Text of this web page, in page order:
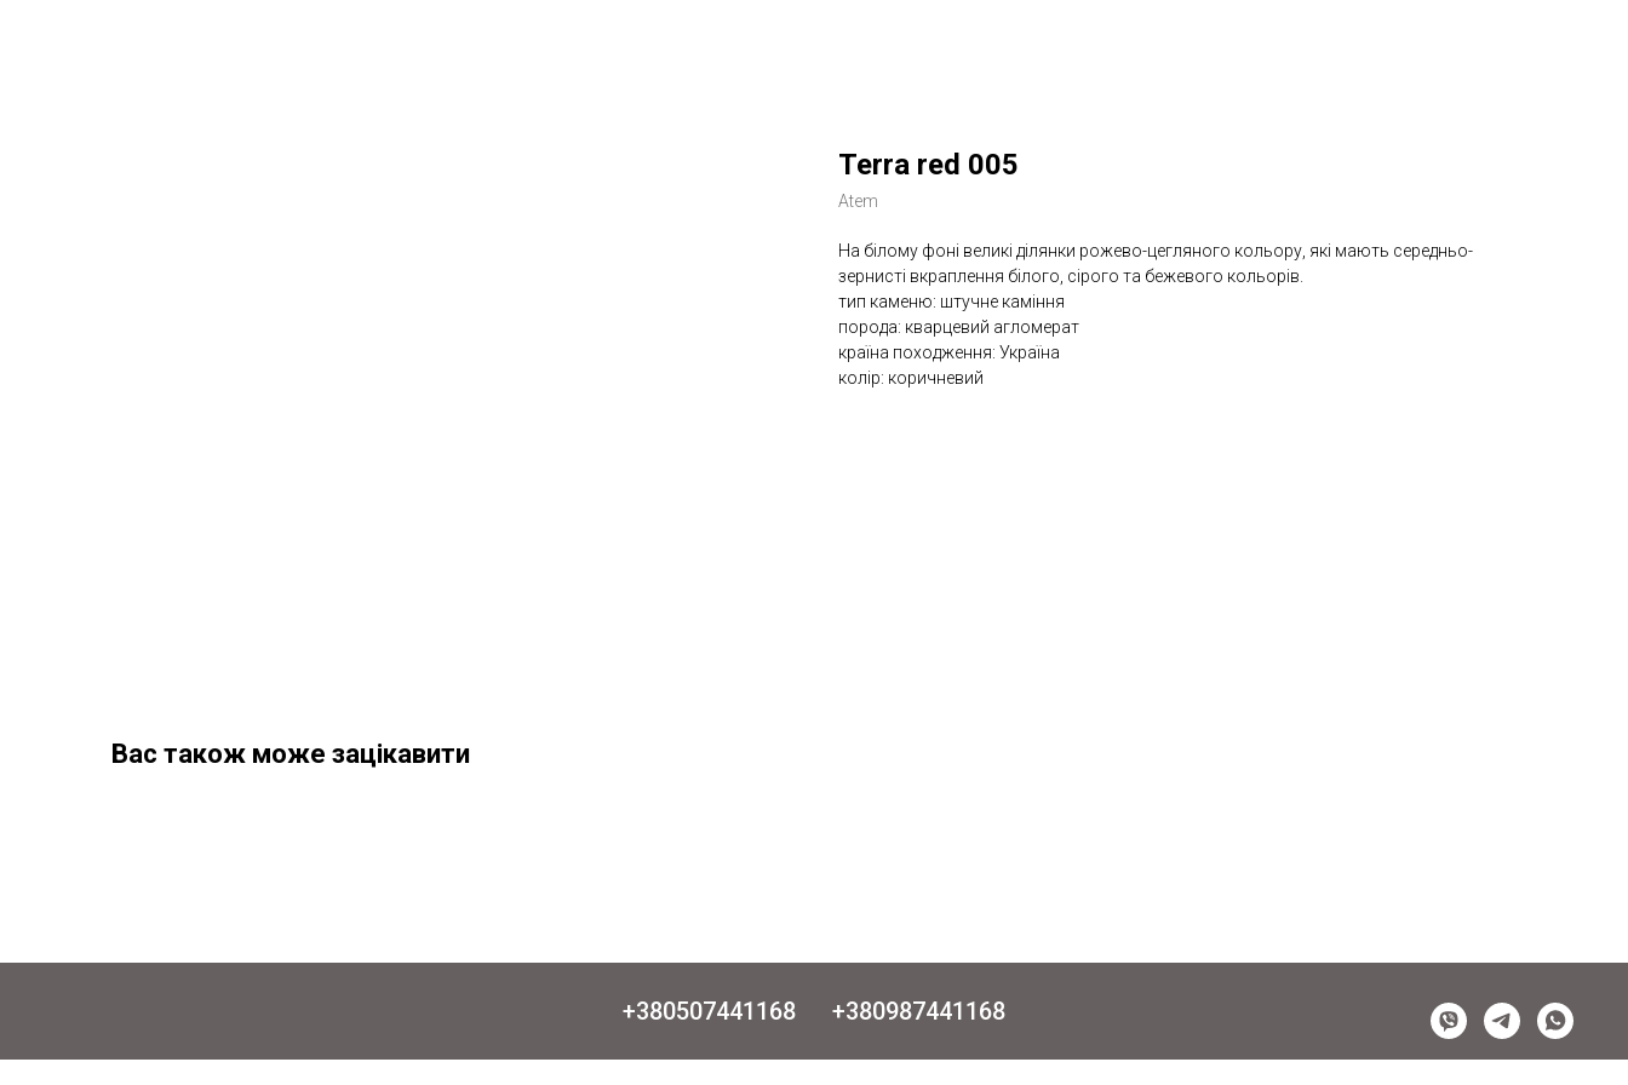
Terra red 005
Atem
На білому фоні великі ділянки рожево-цегляного кольору, які мають середньо-
зернисті вкраплення білого, сірого та бежевого кольорів.
тип каменю: штучне каміння
порода: кварцевий агломерат
країна походження: Україна
колір: коричневий
Вас також може зацікавити
+380507441168 +380987441168